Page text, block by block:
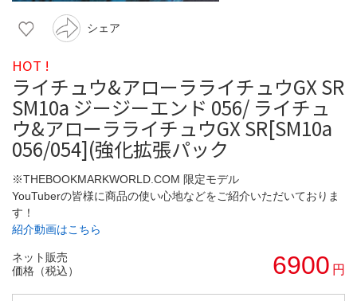
シェア
HOT !
ライチュウ&アローラライチュウGX SR
SM10a ジージーエンド 056/ ライチュ
ウ&アローラライチュウGX SR[SM10a
056/054](強化拡張パック
※THEBOOKMARKWORLD.COM 限定モデル
YouTuberの皆様に商品の使い心地などをご紹介いただいておりま
す！
紹介動画はこちら
ネット販売
価格（税込）
6900 円